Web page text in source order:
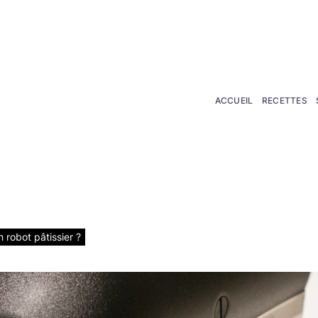
ACCUEIL RECETTES
robot pâtissier ?